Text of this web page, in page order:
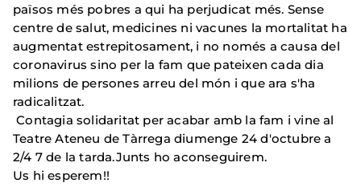
països més pobres a qui ha perjudicat més. Sense
centre de salut, medicines ni vacunes la mortalitat ha
augmentat estrepitosament, i no només a causa del
coronavirus sino per la fam que pateixen cada dia
milions de persones arreu del món i que ara s'ha
radicalitzat.
Contagia solidaritat per acabar amb la fam i vine al
Teatre Ateneu de Tàrrega diumenge 24 d'octubre a
2/4 7 de la tarda.Junts ho aconseguirem.
Us hi esperem!!